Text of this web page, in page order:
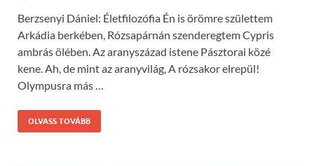
Berzsenyi Dániel: Életfilozófia Én is örömre születtem
Arkádia berkében, Rózsapárnán szenderegtem Cypris
ambrás ölében. Az aranyszázad istene Pásztorai közé
kene. Ah, de mint az aranyvilág, A rózsakor elrepül!
Olympusra más …
OLVASS TOVÁBB